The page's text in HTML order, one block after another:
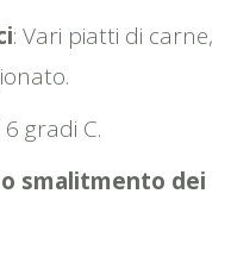
: Vari piatti di carne,
gradi C.
smalitmento dei